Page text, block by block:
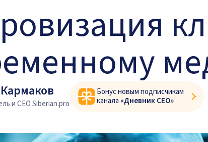
и CEO Siberian.pro
Бонус новым подписчикам
канала «Дневник CEO»